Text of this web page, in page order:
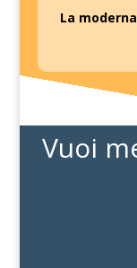
La
Vuoi